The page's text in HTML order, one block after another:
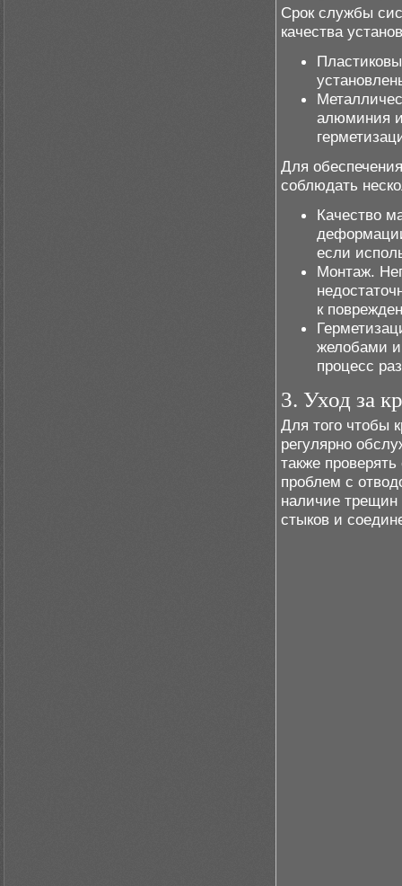
Срок службы
качества
алюминия
Для
соблюдать
Качество
если
Монтаж.
к
желобами и
процесс
3. Уход за
Для того чтобы
регулярно
также
проблем с
наличие трещин
стыков и